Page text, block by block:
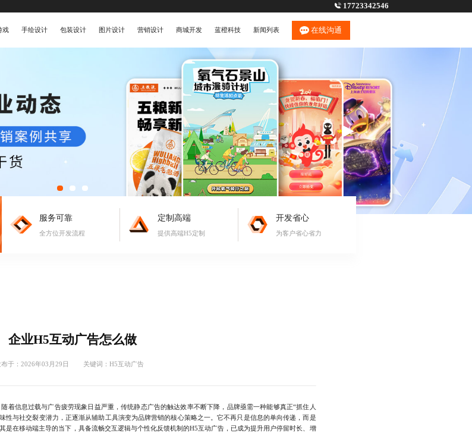
17723342546
戏 手绘设计 包装设计 图片设计 营销设计 商城开发 蓝橙科技 新闻列表 在线沟通
服务可靠
全方位开发流程
定制高端
提供高端H5定制
开发省心
为客户省心省力
企业H5互动广告怎么做
布于：2026年03月29日 关键词：H5互动广告
信息过载与广告疲劳现象日益严重，传统静态广告的触达效率不断下降，品牌亟需一种能够真正“抓住人
性与社交裂变潜力，正逐渐从辅助工具演变为品牌营销的核心策略之一。它不再只是信息的单向传递，而是
是在移动端主导的当下，具备流畅交互逻辑与个性化反馈机制的H5互动广告，已成为提升用户停留时长、增